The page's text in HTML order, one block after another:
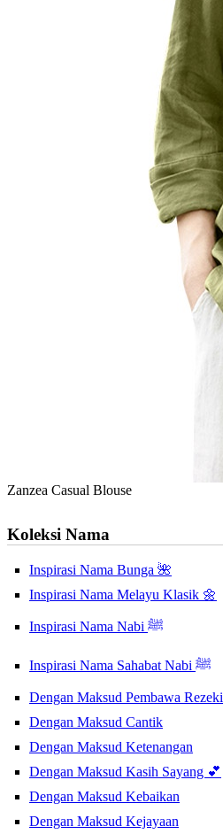
Zanzea Casual Blouse
Koleksi Nama
Inspirasi Nama Bunga 🌺
Inspirasi Nama Melayu Klasik 🌼
Inspirasi Nama Nabi ﷺ
Inspirasi Nama Sahabat Nabi ﷺ
Dengan Maksud Pembawa Rezeki
Dengan Maksud Cantik
Dengan Maksud Ketenangan
Dengan Maksud Kasih Sayang 💕
Dengan Maksud Kebaikan
Dengan Maksud Kejayaan